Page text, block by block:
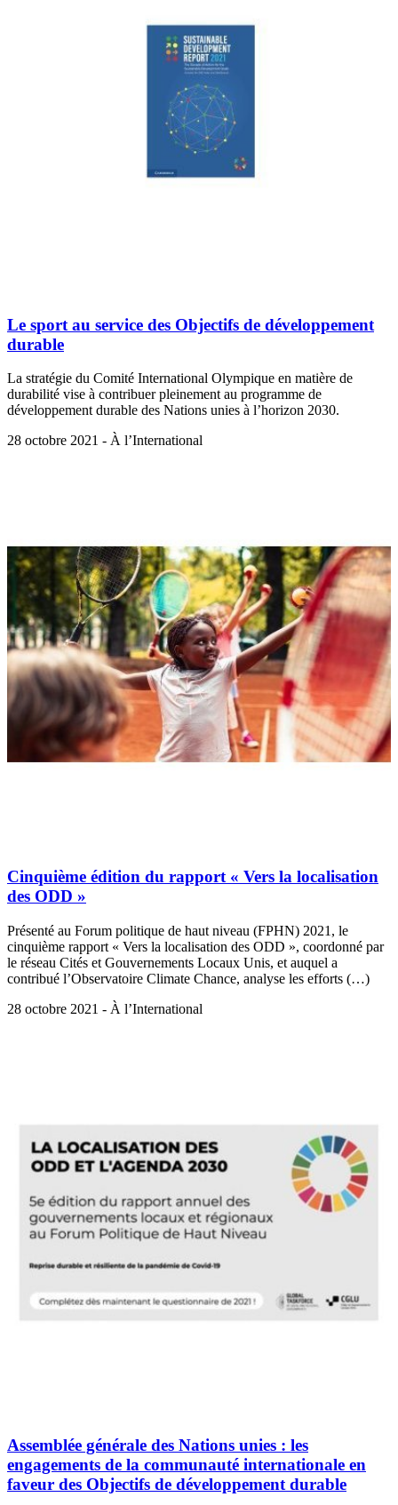
Le sport au service des Objectifs de développement
durable
La stratégie du Comité International Olympique en matière de
durabilité vise à contribuer pleinement au programme de
développement durable des Nations unies à l’horizon 2030.
28 octobre 2021 - À l’International
Cinquième édition du rapport « Vers la localisation
des ODD »
Présenté au Forum politique de haut niveau (FPHN) 2021, le
cinquième rapport « Vers la localisation des ODD », coordonné par
le réseau Cités et Gouvernements Locaux Unis, et auquel a
contribué l’Observatoire Climate Chance, analyse les efforts (…)
28 octobre 2021 - À l’International
Assemblée générale des Nations unies : les
engagements de la communauté internationale en
faveur des Objectifs de développement durable